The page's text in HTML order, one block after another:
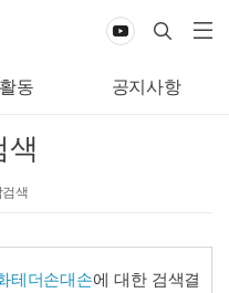
동 공지사항
색
색
테더손대손에 대한 검색결